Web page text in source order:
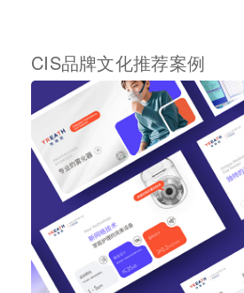
CIS品牌文化推荐案例